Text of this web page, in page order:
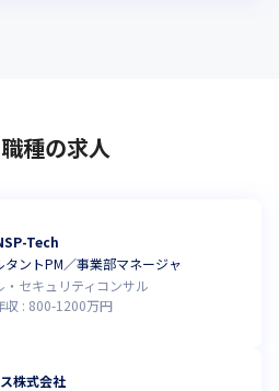
種の求人
Tech
タントPM／事業部マネージャ
・セキュリティコンサル
収 : 800-1200万円
株式会社